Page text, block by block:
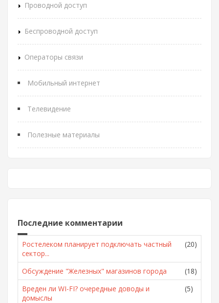
Проводной доступ
Беспроводной доступ
Операторы связи
Мобильный интернет
Телевидение
Полезные материалы
Последние комментарии
Ростелеком планирует подключать частный
сектор...
(20)
Обсуждение "Железных" магазинов города
(18)
Вреден ли WI-FI? очередные доводы и
домыслы
(5)